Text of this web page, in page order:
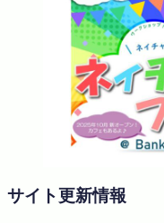
ン
サイト更新情報